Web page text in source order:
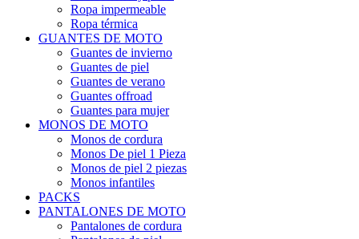
Ropa impermeable
Ropa térmica
GUANTES DE MOTO
Guantes de invierno
Guantes de piel
Guantes de verano
Guantes offroad
Guantes para mujer
MONOS DE MOTO
Monos de cordura
Monos De piel 1 Pieza
Monos de piel 2 piezas
Monos infantiles
PACKS
PANTALONES DE MOTO
Pantalones de cordura